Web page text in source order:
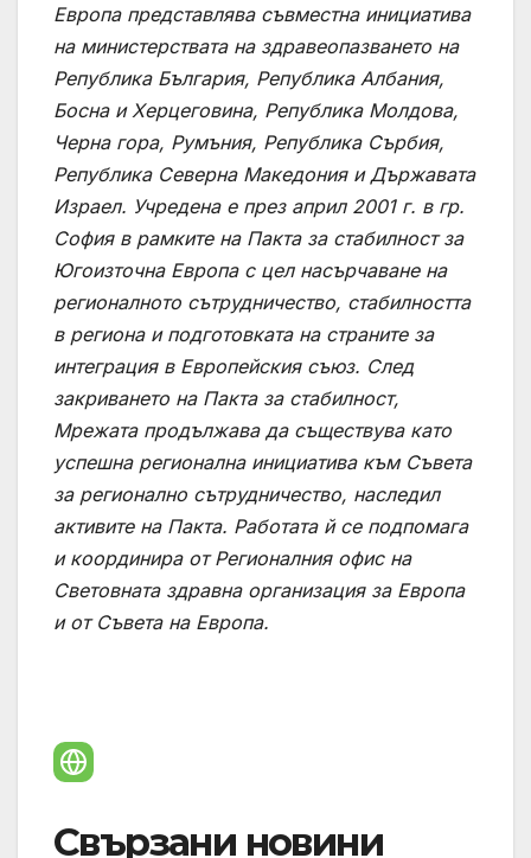
Европа представлява съвместна инициатива
на министерствата на здравеопазването на
Република България, Република Албания,
Босна и Херцеговина, Република Молдова,
Черна гора, Румъния, Република Сърбия,
Република Северна Македония и Държавата
Израел. Учредена е през април 2001 г. в гр.
София в рамките на Пакта за стабилност за
Югоизточна Европа с цел насърчаване на
регионалното сътрудничество, стабилността
в региона и подготовката на страните за
интеграция в Европейския съюз. След
закриването на Пакта за стабилност,
Мрежата продължава да съществува като
успешна регионална инициатива към Съвета
за регионално сътрудничество, наследил
активите на Пакта. Работата й се подпомага
и координира от Регионалния офис на
Световната здравна организация за Европа
и от Съвета на Европа.
Свързани новини